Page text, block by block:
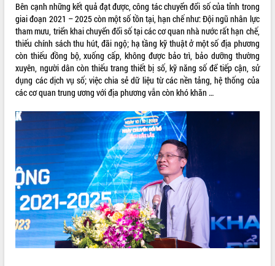
Bên cạnh những kết quả đạt được, công tác chuyển đổi số của tỉnh trong
giai đoạn 2021 – 2025 còn một số tồn tại, hạn chế như: Đội ngũ nhân lực
tham mưu, triển khai chuyển đổi số tại các cơ quan nhà nước rất hạn chế,
thiếu chính sách thu hút, đãi ngộ; hạ tầng kỹ thuật ở một số địa phương
còn thiếu đồng bộ, xuống cấp, không được bảo trì, bảo dưỡng thường
xuyên, người dân còn thiếu trang thiết bị số, kỹ năng số để tiếp cận, sử
dụng các dịch vụ số; việc chia sẻ dữ liệu từ các nền tảng, hệ thống của
các cơ quan trung ương với địa phương vẫn còn khó khăn …